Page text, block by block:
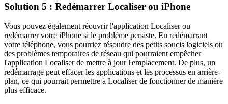
Solution 5 : Redémarrer Localiser ou iPhone
Vous pouvez également réouvrir l'application Localiser ou
redémarrer votre iPhone si le problème persiste. En redémarrant
votre téléphone, vous pourriez résoudre des petits soucis logiciels ou
des problèmes temporaires de réseau qui pourraient empêcher
l'application Localiser de mettre à jour l'emplacement. De plus, un
redémarrage peut effacer les applications et les processus en arrière-
plan, ce qui pourrait permettre à Localiser de fonctionner de manière
plus efficace.